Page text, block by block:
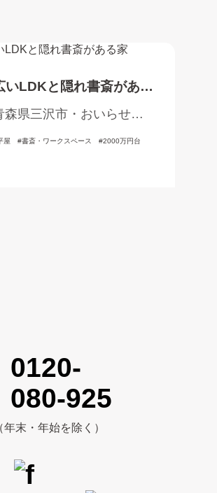
いLDKと隠れ書斎がある
森県三沢市・おいらせ
・三戸郡
屋 書斎・ワークスペース 2000万円台
0120-
080-925
末・年始を除く）